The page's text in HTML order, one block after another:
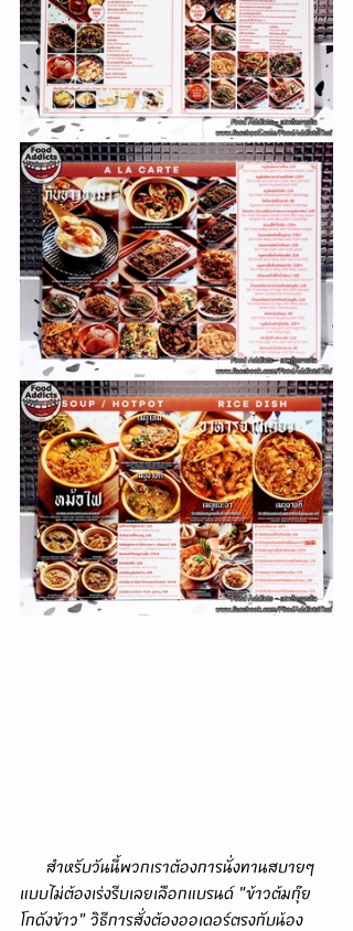
แบบไม่ต้องเร่งรีบเลยเลือกแบรนด์ "ข้าวต้มกุ๊ย
โกดังข้าว" วิธีการสั่งต้องออเดอร์ตรงกับน้อง